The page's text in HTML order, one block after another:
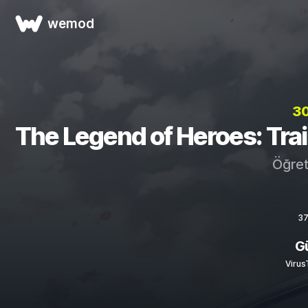
wemod
The Legend of Heroes: